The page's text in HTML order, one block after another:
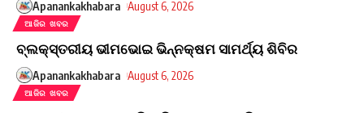
Apanankakhabara August 6, 2026
ଆଜିର ଖବର
ବ୍ଲକ୍‌ସ୍ତରୀୟ ଭୀମଭୋଇ ଭିନ୍ନକ୍ଷମ ସାମର୍ଥ୍ୟ ଶିବିର
Apanankakhabara August 6, 2026
ଆଜିର ଖବର